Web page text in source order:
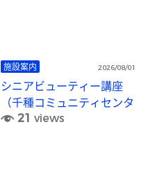
施設案内 2026/08/01
シニアビューティー講座
（千種コミュニティセンタ
ー）21 views